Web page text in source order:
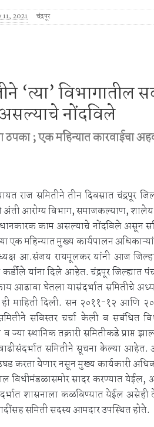
कनिष्ठ गट अथलेटिक्स स्पर्धा 2026.
प्रकरणातील बोगस डॉ. विश्वास याचे वर
2021 चंद्रपूर
‘त्या’ विभागातील
नोंदविले
; एक महिन्यात कारवाईचा
राज समितीने तीन दिवसात चंद्रपूर
अंती आरोग्य विभाग, समाजकल्याण,
काम असल्याचे नोंदविले असून
एक महिन्यात मुख्य कार्यपालन
आ.संजय रायमूलकर यांनी आज
यांना दिले आहेत. चंद्रपूर जिल्ह्यात
आढावा घेतला यासंदर्भात समितीचे
ही माहिती दिली. सन २०११-१२ आणि
सविस्तर चर्चा केली व सबंधित
स्थानिक तक्रारी समितीकडे प्राप्त
समितीने सूचना केल्या
करता येणार नसून मुख्य कार्यकारी
सादर करण्यात येईल,
शासनाला कळविण्यात येईल
समिती सदस्य आमदार उपस्थित होते.